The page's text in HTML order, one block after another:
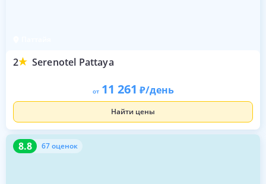
2 Serenotel Pattaya
от 11 261 /день
Найти цены
8.8 67 оценок
8.8 67 оценок